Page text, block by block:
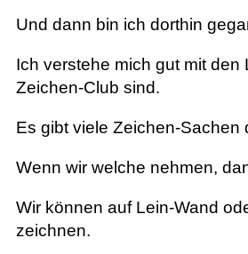
Und dann bin ich dorthin
Ich verstehe mich gut mit den
Zeichen-Club sind.
Es gibt viele Zeichen-Sachen
Wenn wir welche nehmen,
Wir können auf Lein-Wand
zeichnen.